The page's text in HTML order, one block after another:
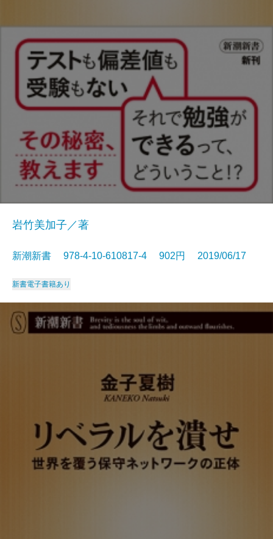
岩竹美加子／著
新潮新書 978-4-10-610817-4 902円 2019/06/17
新書電子書籍あり